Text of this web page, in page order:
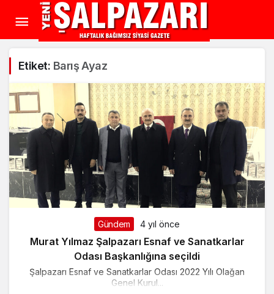
Etiket: Barış Ayaz
Gündem 4 yıl önce
Murat Yılmaz Şalpazarı Esnaf ve Sanatkarlar
Odası Başkanlığına seçildi
Şalpazarı Esnaf ve Sanatkarlar Odası 2022 Yılı Olağan
Genel Kurul...